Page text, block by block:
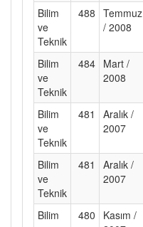
Bilim
ve
Teknik
488 Temmuz
/ 2008
Bilim
ve
Teknik
484 Mart /
2008
Bilim
ve
Teknik
481
Aralık /
2007
Bilim
ve
Teknik
481
Aralık /
2007
Bilim
480
Kasım /